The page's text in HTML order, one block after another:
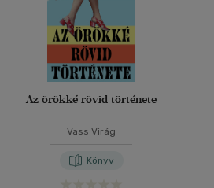
Az örökké rövid története
Vass Virág
Könyv